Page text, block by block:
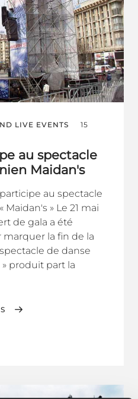
LIVE EVENTS
15
au spectacle
Maidan's
au spectacle
» Le 21 mai
de gala a été
marquer la fin de la
de danse
produit part la